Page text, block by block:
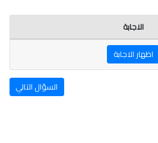
الاجابة
اظهار الاجابة
السؤال التالي